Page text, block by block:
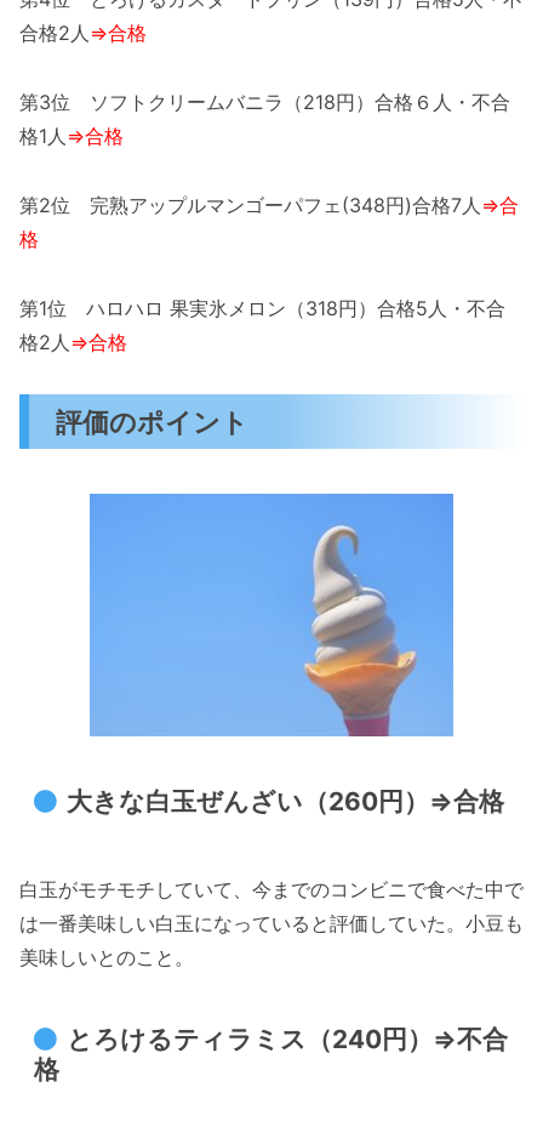
合格2人 ⇒合格
第3位 ソフトクリームバニラ（218円）合格６人・不合
格1人 ⇒合格
第2位 完熟アップルマンゴーパフェ(348円)合格7人 ⇒合
格
第1位 ハロハロ 果実氷メロン（318円）合格5人・不合
格2人 ⇒合格
評価のポイント
大きな白玉ぜんざい（260円）⇒合格
白玉がモチモチしていて、今までのコンビニで食べた中で
は一番美味しい白玉になっていると評価していた。小豆も
美味しいとのこと。
とろけるティラミス（240円）⇒不合
格